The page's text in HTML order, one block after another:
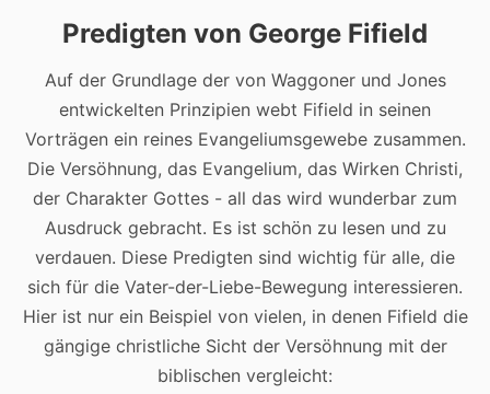
Predigten von George Fifield
Auf der Grundlage der von Waggoner und Jones
entwickelten Prinzipien webt Fifield in seinen
Vorträgen ein reines Evangeliumsgewebe zusammen.
Die Versöhnung, das Evangelium, das Wirken Christi,
der Charakter Gottes - all das wird wunderbar zum
Ausdruck gebracht. Es ist schön zu lesen und zu
verdauen. Diese Predigten sind wichtig für alle, die
sich für die Vater-der-Liebe-Bewegung interessieren.
Hier ist nur ein Beispiel von vielen, in denen Fifield die
gängige christliche Sicht der Versöhnung mit der
biblischen vergleicht: